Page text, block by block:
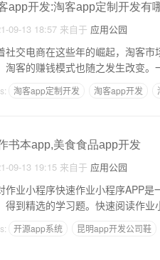
app开发:淘客app定制开发有
09-13 18:57 来自于 应用公园
社交电商在这些年的崛起，淘客
淘客的赚钱模式也随之发生改变
不
淘客app定制开发 淘客app开发
书本app,美食食品app开发
09-13 19:15 来自于 应用公园
作业小程序快速作业小程序APP
得到精选的学习题。快速阅读作
开源app系统 昆明app开发公司鞋